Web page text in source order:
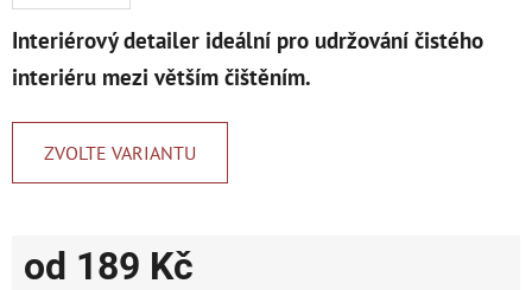
Interiérový detailer ideální pro udržování čistého
interiéru mezi větším čištěním.
ZVOLTE VARIANTU
od 189 Kč